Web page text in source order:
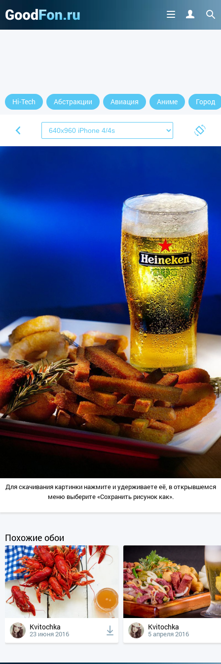
Hi-Tech Абстракции Авиация Аниме Город
Для скачивания картинки нажмите и удерживаете её, в открывшемся
меню выберите «Сохранить рисунок как».
Похожие обои
Kvitochka
23 июня 2016
Kvitochka
5 апреля 2016